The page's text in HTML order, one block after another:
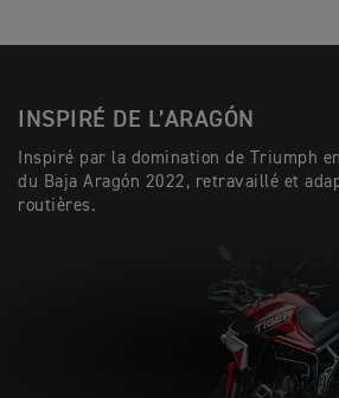
INSPIRÉ DE L’ARAGÓN
Inspiré par la domination de Triumph
du Baja Aragón 2022, retravaillé et
routières.